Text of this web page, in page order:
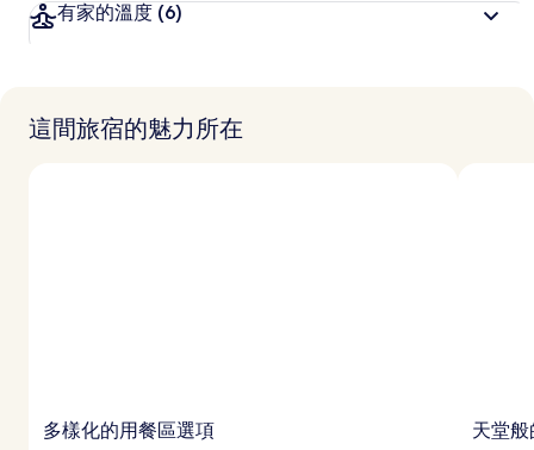
有家的溫度 (6)
這間旅宿的魅力所在
多樣化的用餐區選項 天堂